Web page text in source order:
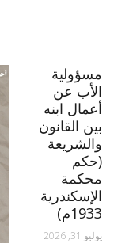
مسؤولية
الأب عن
أعمال ابنه
بين القانون
والشريعة
(حكم
محكمة
الإسكندرية
1933م)
يوليو 31, 2026